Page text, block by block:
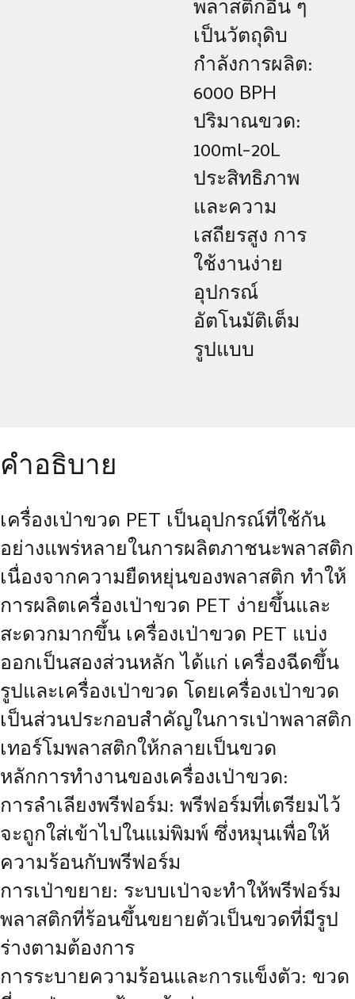
พลาสติกอื่น ๆ
เป็นวัตถุดิบ
กำลังการผลิต:
6000 BPH
ปริมาณขวด:
100ml-20L
ประสิทธิภาพ
และความ
เสถียรสูง การ
ใช้งานง่าย
อุปกรณ์
อัตโนมัติเต็ม
รูปแบบ
คำอธิบาย
เครื่องเป่าขวด PET เป็นอุปกรณ์ที่ใช้กัน
อย่างแพร่หลายในการผลิตภาชนะพลาสติก
เนื่องจากความยืดหยุ่นของพลาสติก ทำให้
การผลิตเครื่องเป่าขวด PET ง่ายขึ้นและ
สะดวกมากขึ้น เครื่องเป่าขวด PET แบ่ง
ออกเป็นสองส่วนหลัก ได้แก่ เครื่องฉีดขึ้น
รูปและเครื่องเป่าขวด โดยเครื่องเป่าขวด
เป็นส่วนประกอบสำคัญในการเป่าพลาสติก
เทอร์โมพลาสติกให้กลายเป็นขวด
หลักการทำงานของเครื่องเป่าขวด:
การลำเลียงพรีฟอร์ม: พรีฟอร์มที่เตรียมไว้
จะถูกใส่เข้าไปในแม่พิมพ์ ซึ่งหมุนเพื่อให้
ความร้อนกับพรีฟอร์ม
การเป่าขยาย: ระบบเป่าจะทำให้พรีฟอร์ม
พลาสติกที่ร้อนขึ้นขยายตัวเป็นขวดที่มีรูป
ร่างตามต้องการ
การระบายความร้อนและการแข็งตัว: ขวด